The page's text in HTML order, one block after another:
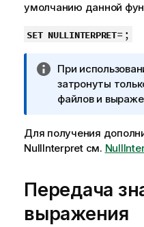
умолчанию данной
SET NULLINTERPRET=;
П
р
и
е
ч
и
к
При
затронуты
файлов и
Для получения
NullInterpretсм.
Передача
выражения